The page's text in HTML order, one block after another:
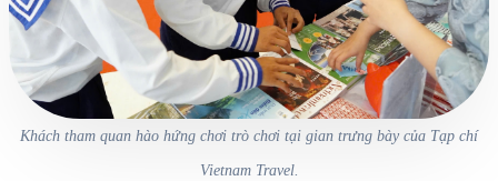
Khách tham quan hào hứng chơi trò chơi tại gian trưng bày của Tạp chí
Vietnam Travel.